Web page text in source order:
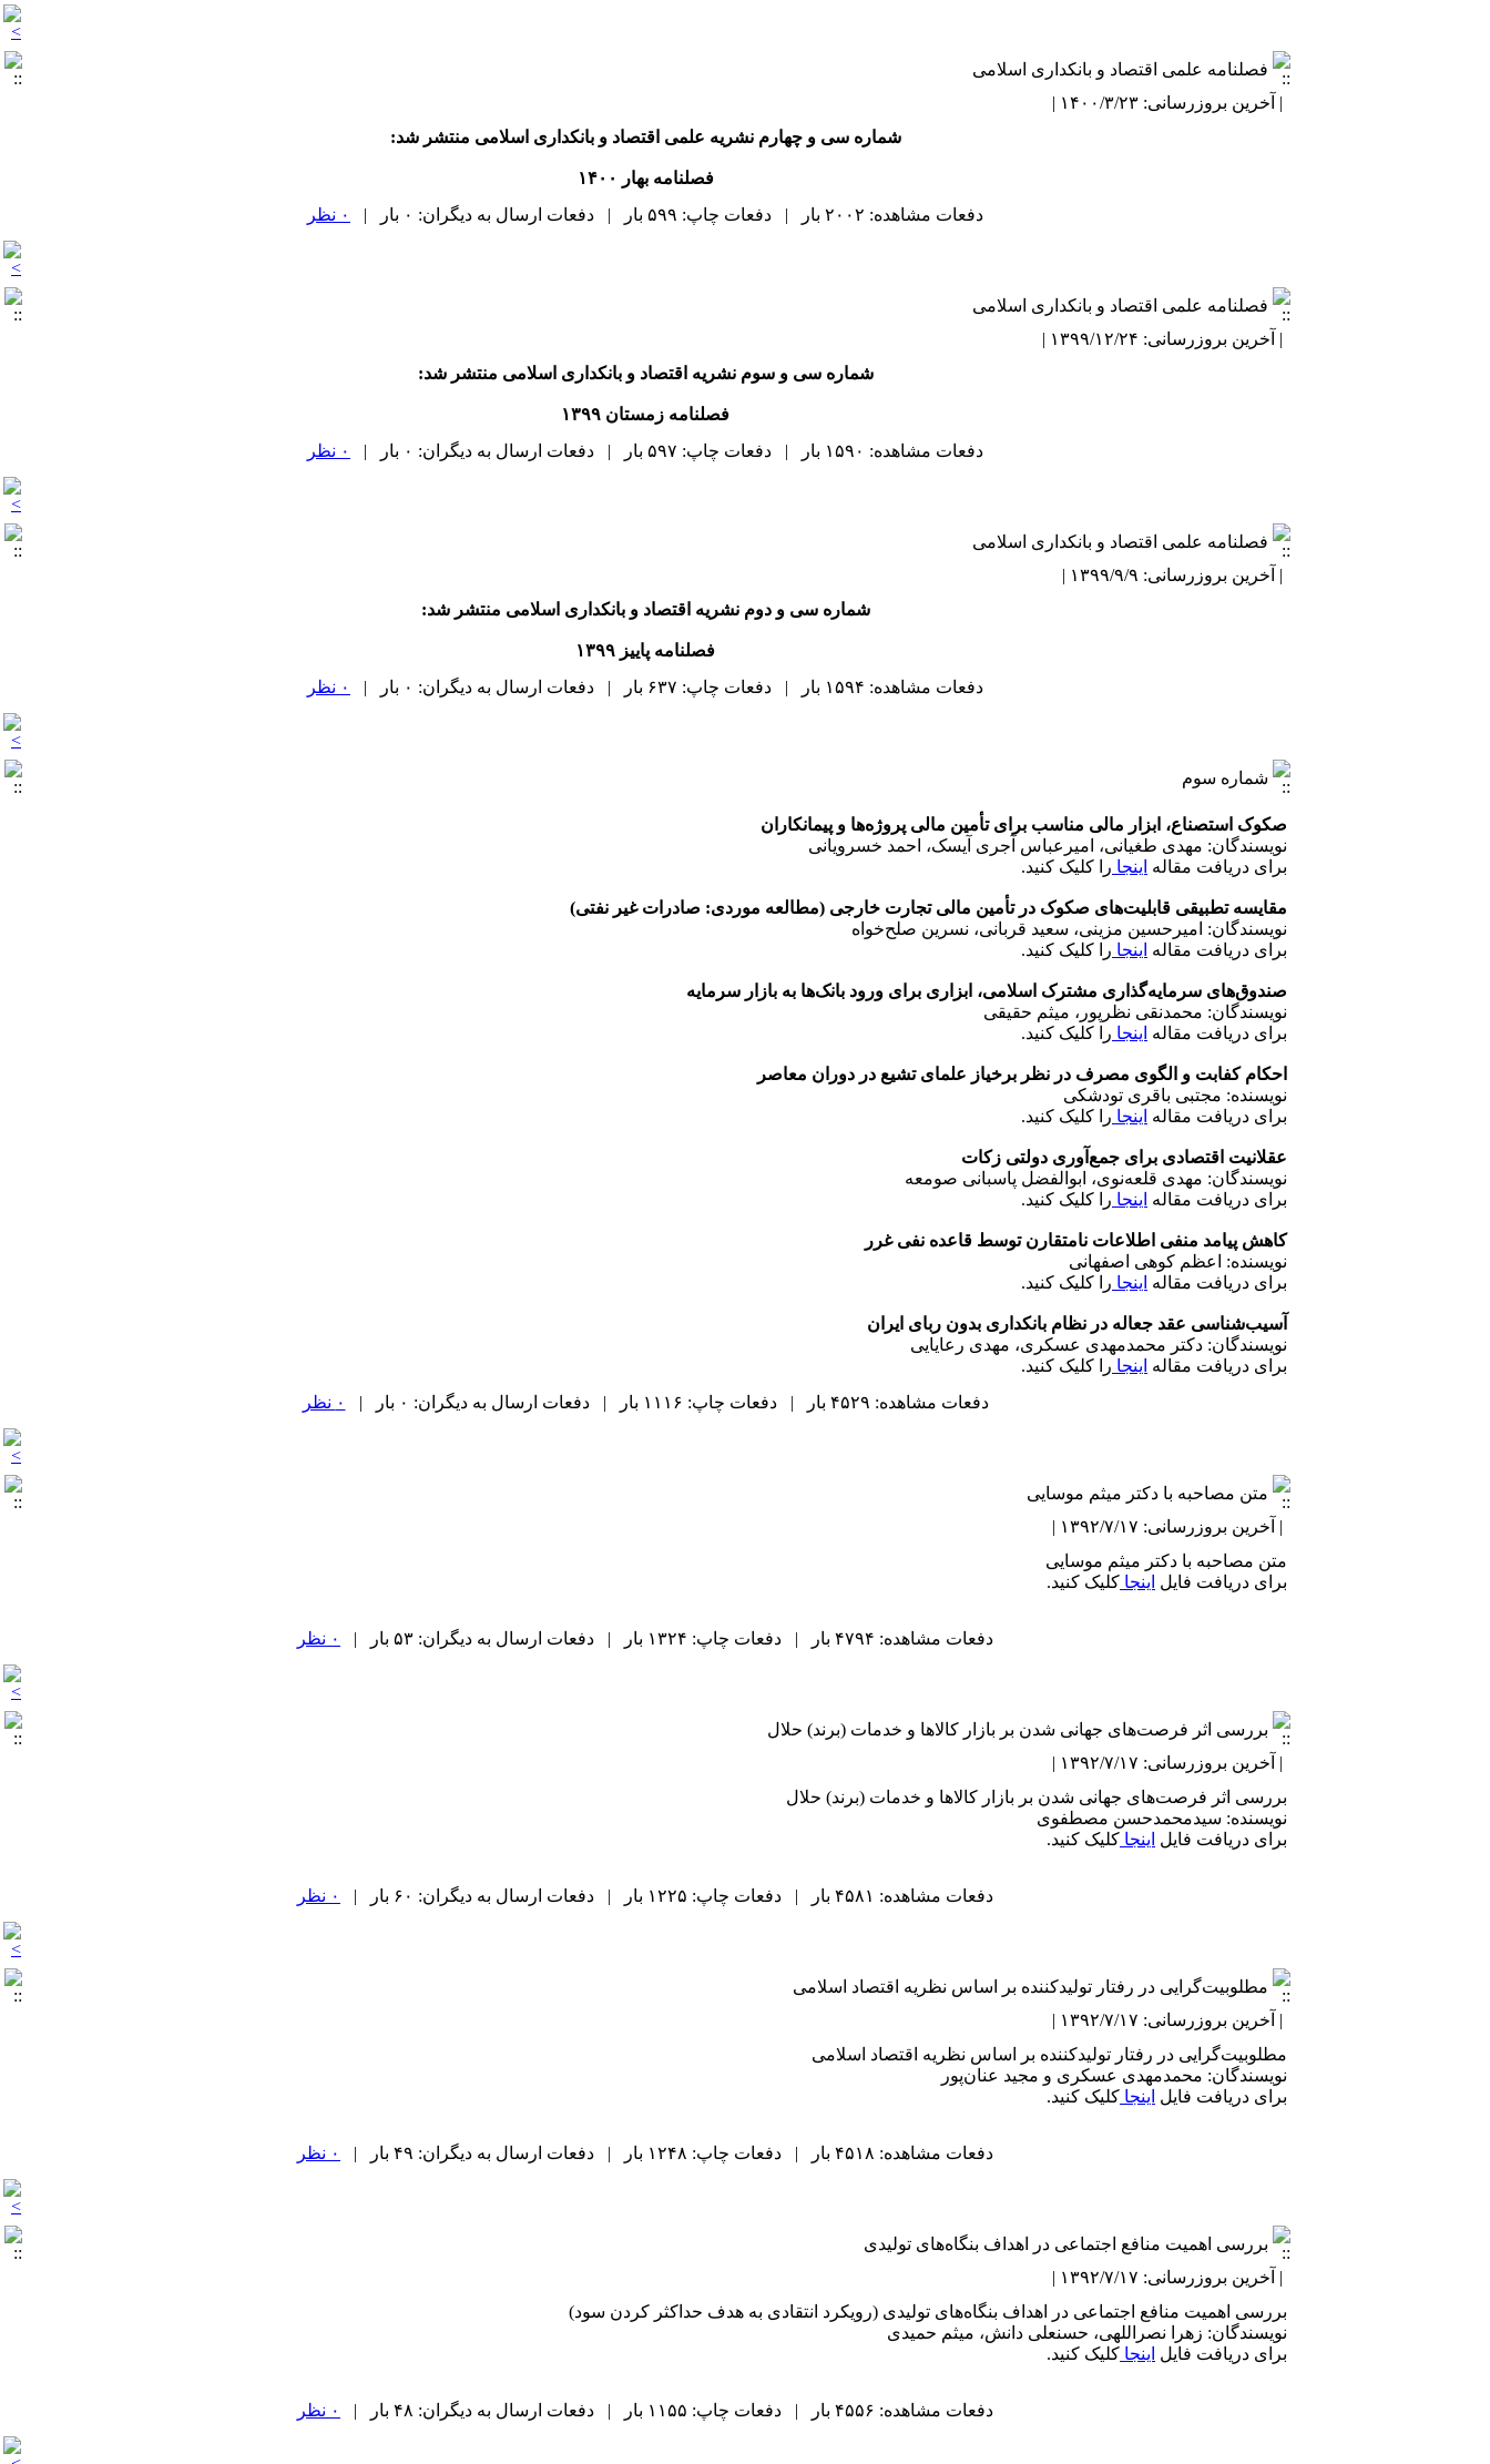
فصلنامه علمی اقتصاد و بانکداری اسلامی
| آخرین بروزرسانی: ۱۴۰۰/۳/۲۳ |
شماره سی و چهارم نشریه علمی اقتصاد و بانکداری اسلامی منتشر شد:
فصلنامه بهار ۱۴۰۰
دفعات مشاهده: ۲۰۰۲ بار | دفعات چاپ: ۵۹۹ بار | دفعات ارسال به دیگران: ۰ بار |
۰ نظر
فصلنامه علمی اقتصاد و بانکداری اسلامی
| آخرین بروزرسانی: ۱۳۹۹/۱۲/۲۴ |
شماره سی و سوم نشریه اقتصاد و بانکداری اسلامی منتشر شد:
فصلنامه زمستان ۱۳۹۹
دفعات مشاهده: ۱۵۹۰ بار | دفعات چاپ: ۵۹۷ بار | دفعات ارسال به دیگران: ۰ بار |
۰ نظر
فصلنامه علمی اقتصاد و بانکداری اسلامی
| آخرین بروزرسانی: ۱۳۹۹/۹/۹ |
شماره سی و دوم نشریه اقتصاد و بانکداری اسلامی منتشر شد:
فصلنامه پاییز ۱۳۹۹
دفعات مشاهده: ۱۵۹۴ بار | دفعات چاپ: ۶۳۷ بار | دفعات ارسال به دیگران: ۰ بار |
۰ نظر
شماره سوم
صکوک استصناع، ابزار مالی مناسب برای تأمین مالی پروژه‌ها و پیمانکاران
نویسندگان: مهدی طغیانی، امیرعباس آجری آیسک، احمد خسرویانی
برای دریافت مقاله اینجا را کلیک کنید.
مقایسه تطبیقی قابلیت‌های صکوک در تأمین مالی تجارت خارجی (مطالعه موردی: صادرات غیر نفتی)
نویسندگان: امیرحسین مزینی، سعید قربانی، نسرین صلح‌خواه
برای دریافت مقاله اینجا را کلیک کنید.
صندوق‌های سرمایه‌گذاری مشترک اسلامی، ابزاری برای ورود بانک‌ها به بازار سرمایه
نویسندگان: محمدنقی نظرپور، میثم حقیقی
برای دریافت مقاله اینجا را کلیک کنید.
احکام کفابت و الگوی مصرف در نظر برخیاز علمای تشیع در دوران معاصر
نویسنده: مجتبی باقری تودشکی
برای دریافت مقاله اینجا را کلیک کنید.
عقلانیت اقتصادی برای جمع‌آوری دولتی زکات
نویسندگان: مهدی قلعه‌نوی، ابوالفضل پاسبانی صومعه
برای دریافت مقاله اینجا را کلیک کنید.
کاهش پیامد منفی اطلاعات نامتقارن توسط قاعده نفی غرر
نویسنده: اعظم کوهی اصفهانی
برای دریافت مقاله اینجا را کلیک کنید.
آسیب‌شناسی عقد جعاله در نظام بانکداری بدون ربای ایران
نویسندگان: دکتر محمدمهدی عسکری، مهدی رعایایی
برای دریافت مقاله اینجا را کلیک کنید.
دفعات مشاهده: ۴۵۲۹ بار | دفعات چاپ: ۱۱۱۶ بار | دفعات ارسال به دیگران: ۰ بار |
۰ نظر
متن مصاحبه با دکتر میثم موسایی
| آخرین بروزرسانی: ۱۳۹۲/۷/۱۷ |
متن مصاحبه با دکتر میثم موسایی
برای دریافت فایل اینجا کلیک کنید.
دفعات مشاهده: ۴۷۹۴ بار | دفعات چاپ: ۱۳۲۴ بار | دفعات ارسال به دیگران: ۵۳ بار | ۰ نظر
بررسی اثر فرصت‌های جهانی شدن بر بازار کالاها و خدمات (برند) حلال
| آخرین بروزرسانی: ۱۳۹۲/۷/۱۷ |
بررسی اثر فرصت‌های جهانی شدن بر بازار کالاها و خدمات (برند) حلال
نویسنده: سیدمحمدحسن مصطفوی
برای دریافت فایل اینجا کلیک کنید.
دفعات مشاهده: ۴۵۸۱ بار | دفعات چاپ: ۱۲۲۵ بار | دفعات ارسال به دیگران: ۶۰ بار | ۰ نظر
مطلوبیت‌گرایی در رفتار تولیدکننده بر اساس نظریه اقتصاد اسلامی
| آخرین بروزرسانی: ۱۳۹۲/۷/۱۷ |
مطلوبیت‌گرایی در رفتار تولیدکننده بر اساس نظریه اقتصاد اسلامی
نویسندگان: محمدمهدی عسکری و مجید عنان‌پور
برای دریافت فایل اینجا کلیک کنید.
دفعات مشاهده: ۴۵۱۸ بار | دفعات چاپ: ۱۲۴۸ بار | دفعات ارسال به دیگران: ۴۹ بار | ۰ نظر
بررسی اهمیت منافع اجتماعی در اهداف بنگاه‌های تولیدی
| آخرین بروزرسانی: ۱۳۹۲/۷/۱۷ |
بررسی اهمیت منافع اجتماعی در اهداف بنگاه‌های تولیدی (رویکرد انتقادی به هدف حداکثر کردن سود)
نویسندگان: زهرا نصراللهی، حسنعلی دانش، میثم حمیدی
برای دریافت فایل اینجا کلیک کنید.
دفعات مشاهده: ۴۵۵۶ بار | دفعات چاپ: ۱۱۵۵ بار | دفعات ارسال به دیگران: ۴۸ بار | ۰ نظر